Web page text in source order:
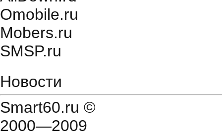
Оmobile.ru
Mobers.ru
SMSP.ru
Новости
Smart60.ru ©
2000—2009